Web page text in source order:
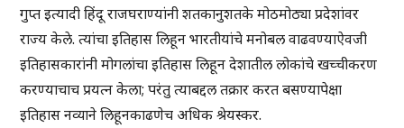
गुप्त इत्यादी हिंदू राजघराण्यांनी शतकानुशतके मोठमोठ्या प्रदेशांवर
राज्य केले. त्यांचा इतिहास लिहून भारतीयांचे मनोबल वाढवण्याऐवजी
इतिहासकारांनी मोगलांचा इतिहास लिहून देशातील लोकांचे खच्चीकरण
करण्याचाच प्रयत्न केला; परंतु त्याबद्दल तक्रार करत बसण्यापेक्षा
इतिहास नव्याने लिहूनकाढणेच अधिक श्रेयस्कर.